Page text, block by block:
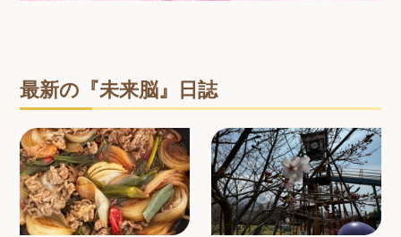
最新の『未来脳』日誌